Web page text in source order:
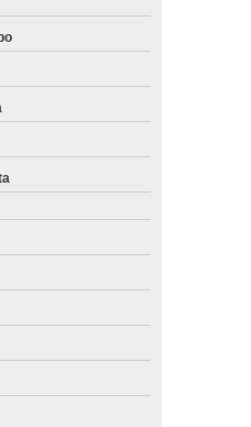
still Araraquara
still br20 Vinhedo
Cotia
elétricas still Arujá
still clx25 Itapecerica da
Embu
25 Sertãozinho
still diesel Vargem Grande
preço Valinhos